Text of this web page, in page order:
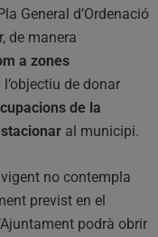
General d’Ordenació
de manera
a zones
de donar
de la
al municipi.
no contempla
previst en el
podrà obrir